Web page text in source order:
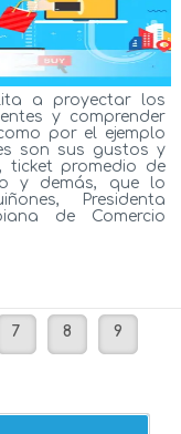
a proyectar los
y comprender
por el ejemplo
son sus gustos y
ticket promedio de
y demás, que lo
Presidenta
de Comercio
7 8 9